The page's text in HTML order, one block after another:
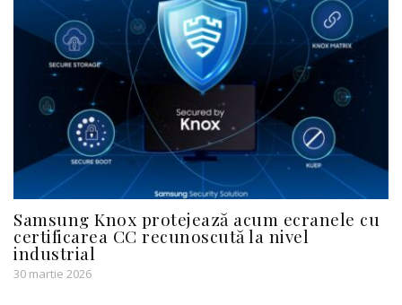
Samsung Knox protejează acum ecranele cu
certificarea CC recunoscută la nivel
industrial
30 martie 2026